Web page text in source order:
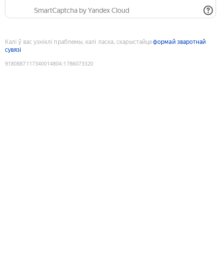
SmartCaptcha by Yandex Cloud
Калі ў вас узніклі праблемы, калі ласка, скарыстайцеформай зваротнай
сувязі
9180887117340014804:1786073320